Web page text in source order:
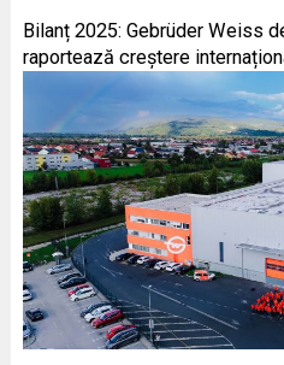
Bilanț 2025: Gebrüder Weiss
raportează creștere